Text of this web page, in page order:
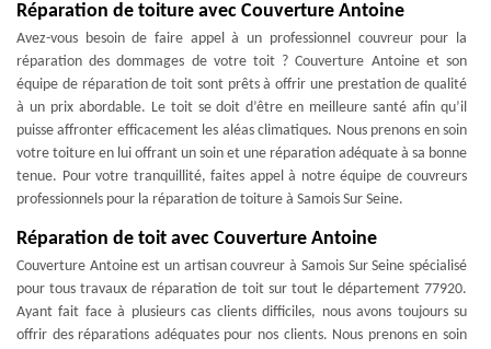
Réparation de toiture avec Couverture Antoine
Avez-vous besoin de faire appel à un professionnel couvreur pour la
réparation des dommages de votre toit ? Couverture Antoine et son
équipe de réparation de toit sont prêts à offrir une prestation de qualité
à un prix abordable. Le toit se doit d’être en meilleure santé afin qu’il
puisse affronter efficacement les aléas climatiques. Nous prenons en soin
votre toiture en lui offrant un soin et une réparation adéquate à sa bonne
tenue. Pour votre tranquillité, faites appel à notre équipe de couvreurs
professionnels pour la réparation de toiture à Samois Sur Seine.
Réparation de toit avec Couverture Antoine
Couverture Antoine est un artisan couvreur à Samois Sur Seine spécialisé
pour tous travaux de réparation de toit sur tout le département 77920.
Ayant fait face à plusieurs cas clients difficiles, nous avons toujours su
offrir des réparations adéquates pour nos clients. Nous prenons en soin